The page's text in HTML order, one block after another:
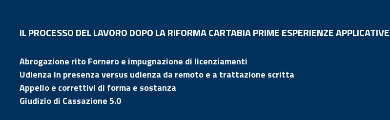
IL PROCESSO DEL LAVORO DOPO LA RIFORMA CARTABIA PRIME ESPERIENZE APPLICATIVE
Abrogazione rito Fornero e impugnazione di licenziamenti
Udienza in presenza versus udienza da remoto e a trattazione scritta
Appello e correttivi di forma e sostanza
Giudizio di Cassazione 5.0